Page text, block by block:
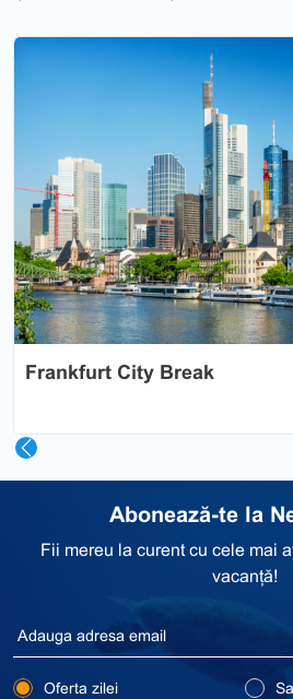
Frankfurt City Break
Previous
Abonează-te la
Fii mereu la curent cu cele mai
vacanță!
Oferta zilei